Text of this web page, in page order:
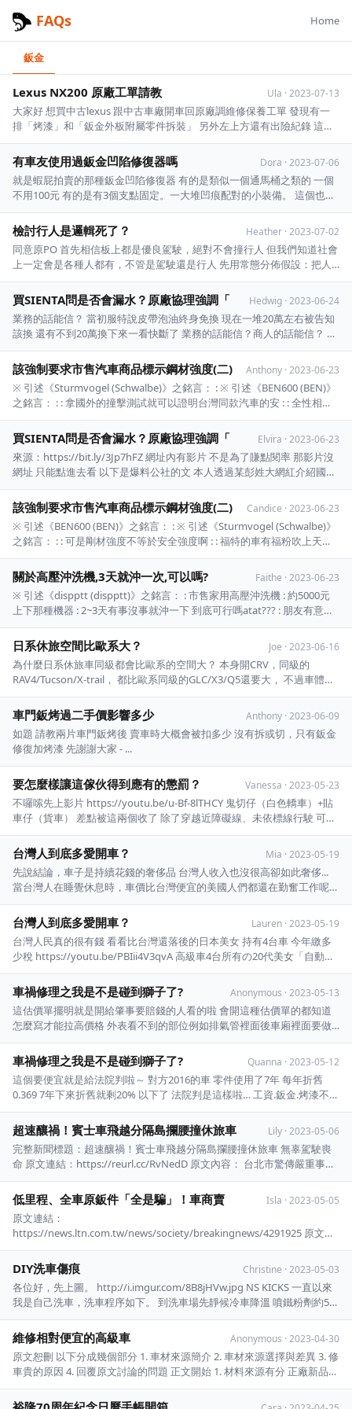
FAQs Home
鈑金
Lexus NX200 原廠工單請教 Ula · 2023-07-13
大家好 想買中古lexus 跟中古車廠開車回原廠調維修保養工單 發現有一
排「烤漆」和「鈑金外板附屬零件拆裝」 另外左上方還有出險紀錄 這樣
是否應該蠻可能是車子曾經有擦撞過 中古車業務說可能是買乙式險第一
年可以回去處理烤漆板金 請教板上lexus車主，有人也是這樣的嗎？想知
道工單是否也是這樣寫 感謝 ...
有車友使用過鈑金凹陷修復器嗎 Dora · 2023-07-06
就是蝦屁拍賣的那種鈑金凹陷修復器 有的是類似一個通馬桶之類的 一個
不用100元 有的是有3個支點固定。一大堆凹痕配對的小裝備。 這個也不
用500元 我打算拿來拉車子的葉子版和車門 （就是那種很輕微的凹陷。
連車漆都幾乎沒有掉的那種凹陷） 有鄉民試過這個玩意嗎？ 會不會浪費
錢？ - ...
檢討行人是邏輯死了？ Heather · 2023-07-02
同意原PO 首先相信板上都是優良駕駛，絕對不會撞行人 但我們知道社會
上一定會是各種人都有，不管是駕駛還是行人 先用常態分佈假設：把人
分成板上的優良駕駛、路上佔大多數的普通駕駛 還有少部分8+9或某些沒
職業道德的低端駕駛 之前會被說行人地獄的原因就是：不禮讓行人已經
變成「正常」駕駛在做的了 過往低 ...
買SIENTA問是否會漏水？原廠協理強調「 Hedwig · 2023-06-24
業務的話能信？ 當初服特說皮帶泡油終身免換 現在一堆20萬左右被告知
該換 還有不到20萬換下來一看快斷了 業務的話能信？商人的話能信？ ※
引述《asd63312337 (幸運草)》之銘言 : 來源：https://bit.ly/3Jp7hFZ : 網
址內有影片 : 不是為了賺點閱率 那影片沒網 ...
該強制要求市售汽車商品標示鋼材強度(二) Anthony · 2023-06-23
※ 引述《Sturmvogel (Schwalbe)》之銘言： : ※ 引述《BEN600 (BEN)》
之銘言： : : 拿國外的撞擊測試就可以證明台灣同款汽車的安 : : 全性相同
嗎? : : 拿美國CRV5撞測就可以驗證國產CRV5的安全性一 : : 樣嗎? : : A柱 B
柱 門 ...
買SIENTA問是否會漏水？原廠協理強調「 Elvira · 2023-06-23
來源：https://bit.ly/3Jp7hFZ 網址內有影片 不是為了賺點閱率 那影片沒
網址 只能點進去看 以下是爆料公社的文 本人透過某彭姓大網紅介紹國都
汽車北板橋劉姓協理，號稱是二十幾年的好友，第一次購買 TOYOTA品牌
SIENTA。 交車前及交車當天，均口頭詢問該位劉協理是否會漏水？劉姓
...
該強制要求市售汽車商品標示鋼材強度(二) Candice · 2023-06-23
※ 引述《BEN600 (BEN)》之銘言： : ※ 引述《Sturmvogel (Schwalbe)》
之銘言： : : 可是剛材強度不等於安全強度啊 : : 福特的車有福粉吹上天的
硼鋼 : : 在IIHS還不是照樣拿P : : 而且標示鋼材資訊 : : 只會讓一般人更以為
鋼材越硬越安全 : : 這跟板金論有 ...
關於高壓沖洗機,3天就沖一次,可以嗎? Faithe · 2023-06-23
※ 引述《dispptt (dispptt)》之銘言： : 市售家用高壓沖洗機 : 約5000元
上下那種機器 : 2~3天有事沒事就沖一下 到底可行嗎atat??? : 朋友有意割
讓一台 : 但我很怕板金被我沖壞 因為我很喜歡洗車 : 之前礙於車程 可能一
個月去自助洗車廠才沖一次 : 不知道各位看法如何?? ...
日系休旅空間比歐系大？ Joe · 2023-06-16
為什麼日系休旅車同級都會比歐系的空間大？ 本身開CRV，同級的
RAV4/Tucson/X-trail， 都比歐系同級的GLC/X3/Q5還要大， 不過車體大
小差不多，雖然歐系車安全性比較高， 但是看鋼性不是鈑金厚度，國外
有車體限制嗎？ 像換歐系的但空間真的是猶豫的點， 不過Skoda的空間
又比較大 ...
車門鈑烤過二手價影響多少 Anthony · 2023-06-09
如題 請教兩片車門鈑烤後 賣車時大概會被扣多少 沒有拆或切，只有鈑金
修復加烤漆 先謝謝大家 - ...
要怎麼樣讓這傢伙得到應有的懲罰？ Vanessa · 2023-05-23
不囉嗦先上影片 https://youtu.be/u-Bf-8lTHCY 鬼切仔（白色轎車）+貼
車仔（貨車） 差點被這兩個收了 除了穿越近障礙線、未依標線行駛 可依
道路交通處罰條例第45條處理以外 還符合哪些規定？ 危險駕駛？用鈑金
逼迫他車讓道？ 謝謝 - ...
台灣人到底多愛開車？ Mia · 2023-05-19
先說結論，車子是持續花錢的奢侈品 台灣人收入也沒很高卻如此奢侈...
當台灣人在睡覺休息時，車價比台灣便宜的美國人們都還在勤奮工作呢
※ 引述《justlovedada (達達)》之銘言： : 如題，雙北來說，開車根本完
全不方便 : 車位沒那麼多，要吃個東西旁邊不一定有停車場或車位 南部其
實也一樣不方便，稍 ...
台灣人到底多愛開車？ Lauren · 2023-05-19
台灣人民真的很有錢 看看比台灣還落後的日本美女 持有4台車 今年繳多
少稅 https://youtu.be/PBIii4V3qvA 高級車4台所有の20代美女「自動車
税」の合計額に衝撃「初任給より高い…」「金額がデ? Subaru WRX STi
2000cc 8690元稅 Honda nsx 350 ...
車禍修理之我是不是碰到獅子了? Anonymous · 2023-05-13
這估價單擺明就是開給肇事要賠錢的人看的啦 會開這種估價單的都知道
怎麼寫才能拉高價格 外表看不到的部位例如排氣管裡面後車廂裡面要做
車損照也是簡簡單單 而且尾管都改過了 要認定是你這次撞壞的我覺得也
有討論空間吧 啊像雷達快4前 後蓋六角鎖7千多 前段4萬多那些材料你覺
得有疑慮的話就自己打去材料行或toyot ...
車禍修理之我是不是碰到獅子了? Quanna · 2023-05-12
這個要便宜就是給法院判啦～ 對方2016的車 零件使用了7年 每年折舊
0.369 7年下來折舊就剩20% 以下了 法院判是這樣啦… 工資.鈑金.烤漆不折
舊 其他新品零件依年份折舊 整個工單18萬 如果算折舊 法院最後判決的金
額 應該會落在6-8萬之間 然後整個法院程序大概要6個月以上 ...
超速釀禍！賓士車飛越分隔島攔腰撞休旅車 Lily · 2023-05-06
完整新聞標題：超速釀禍！賓士車飛越分隔島攔腰撞休旅車 無辜駕駛喪
命 原文連結：https://reurl.cc/RvNedD 原文內容： 台北市驚傳嚴重事
故！今（6）日清晨5時許，台北市消防局接獲民眾報案，指稱木柵路四
段發生3車追撞事故，警消獲報到場，發現26歲鄭姓賓士車駕駛頭部嚴重
外傷，意識模糊 ， ...
低里程、全車原鈑件「全是騙」！車商賣 Isla · 2023-05-05
原文連結：
https://news.ltn.com.tw/news/society/breakingnews/4291925 原文內
容： 低里程、全車原鈑件「全是騙」！車商賣事故車詐欺判刑 〔記者張
瑞楨／台中報導〕台中市李姓車商（50歲）購入廠牌INFINITI的事故車一
輛，把 11萬多公里的里程，調降 ...
DIY洗車傷痕 Christine · 2023-05-03
各位好，先上圖。 http://i.imgur.com/8B8jHVw.jpg NS KICKS 一直以來
我是自己洗車，洗車程序如下。 到洗車場先靜候冷車降溫 噴鐵粉劑約5分
鐘後上泡沫，再5分～10分左右高壓沖水。 接著再上泡沫，戴手套抹洗，
一併拿美容黏土和著泡沫抹鈑金。全車完成後沖水。擦乾。 然後隔天就
...
維修相對便宜的高級車 Anonymous · 2023-04-30
原文恕刪 以下分成幾個部分 1. 車材來源簡介 2. 車材來源選擇與差異 3. 修
車貴的原因 4. 回覆原文討論的問題 正文開始 1. 材料來源有分 正廠新品：
品質較好，合起來比較順、漂亮，缺點是貴啦，但現在有些廠牌的部分正
廠件都從中國進口，我覺得品質其實也沒那麼好了。 副廠新品：品質參